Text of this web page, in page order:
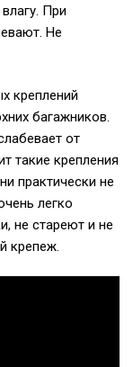
При
Не
креплений
багажников.
от
такие крепления
практически не
легко
не стареют и не
крепеж.